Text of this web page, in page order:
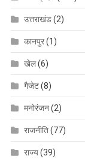
उत्तराखंड(2)
कानपुर(1)
खेल(6)
गैजेट(8)
मनोरंजन(2)
राजनीति(77)
राज्य(39)